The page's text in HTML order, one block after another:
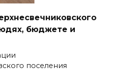
бюджете и
поселения